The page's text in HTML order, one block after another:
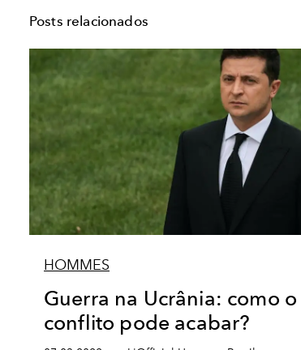
Posts relacionados
HOMMES
Guerra na Ucrânia: como o
conflito pode acabar?